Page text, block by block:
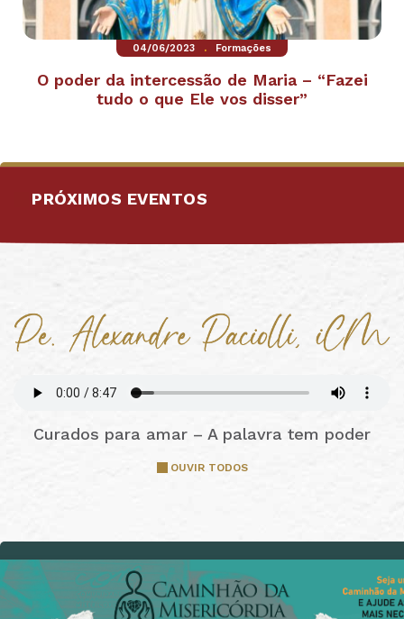
04/06/2023 . Formações
O poder da intercessão de Maria – “Fazei
tudo o que Ele vos disser”
PRÓXIMOS EVENTOS
Curados para amar – A palavra tem poder
OUVIR TODOS